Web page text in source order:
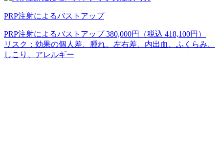
PRP注射によるバストアップ
PRP注射によるバストアップ 380,000円（税込 418,100円）
リスク：効果の個人差、腫れ、左右差、内出血、ふくらみ、
しこり、アレルギー